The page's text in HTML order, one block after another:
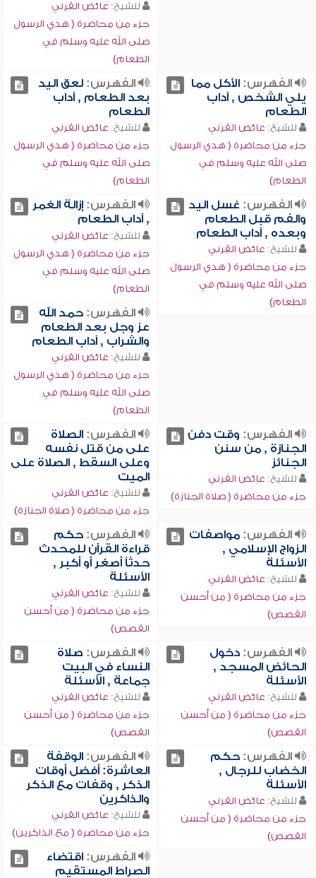
للشيخ: عائض القرني
جزء من محاضرة ( هدي الرسول
صلى الله عليه وسلم في
الطعام)
الفهرس:الأكل مما
يلي الشخص , آداب
الطعام
للشيخ: عائض القرني
جزء من محاضرة ( هدي الرسول
صلى الله عليه وسلم في
الطعام)
الفهرس:لعق اليد
بعد الطعام , آداب
الطعام
للشيخ: عائض القرني
جزء من محاضرة ( هدي الرسول
صلى الله عليه وسلم في
الطعام)
الفهرس: غسل اليد
والفم قبل الطعام
وبعده , آداب الطعام
للشيخ: عائض القرني
جزء من محاضرة ( هدي الرسول
صلى الله عليه وسلم في
الطعام)
الفهرس:إزالة الغمر
, آداب الطعام
للشيخ: عائض القرني
جزء من محاضرة ( هدي الرسول
صلى الله عليه وسلم في
الطعام)
الفهرس:حمد الله
عز وجل بعد الطعام
والشراب , آداب الطعام
للشيخ: عائض القرني
جزء من محاضرة ( هدي الرسول
صلى الله عليه وسلم في
الطعام)
الفهرس: وقت دفن
الجنازة , من سنن
الجنائز
للشيخ: عائض القرني
جزء من محاضرة ( صلاة الجنازة)
الفهرس:الصلاة
على من قتل نفسه
وعلى السقط , الصلاة على
الميت
للشيخ: عائض القرني
جزء من محاضرة ( صلاة الجنازة)
الفهرس:مواصفات
الزواج الإسلامي ,
الأسئلة
للشيخ: عائض القرني
جزء من محاضرة ( من أحسن
القصص)
الفهرس:حكم
قراءة القرآن للمحدث
حدثاً أصغر أو أكبر ,
الأسئلة
للشيخ: عائض القرني
جزء من محاضرة ( من أحسن
القصص)
الفهرس:دخول
الحائض المسجد ,
الأسئلة
للشيخ: عائض القرني
جزء من محاضرة ( من أحسن
القصص)
الفهرس: صلاة
النساء في البيت
جماعة , الأسئلة
للشيخ: عائض القرني
جزء من محاضرة ( من أحسن
القصص)
الفهرس:حكم
الخضاب للرجال ,
الأسئلة
للشيخ: عائض القرني
جزء من محاضرة ( من أحسن
القصص)
الفهرس:الوقفة
العاشرة: أفضل أوقات
الذكر , وقفات مع الذكر
والذاكرين
للشيخ: عائض القرني
جزء من محاضرة ( مع الذاكرين)
الفهرس:اقتضاء
الصراط المستقيم